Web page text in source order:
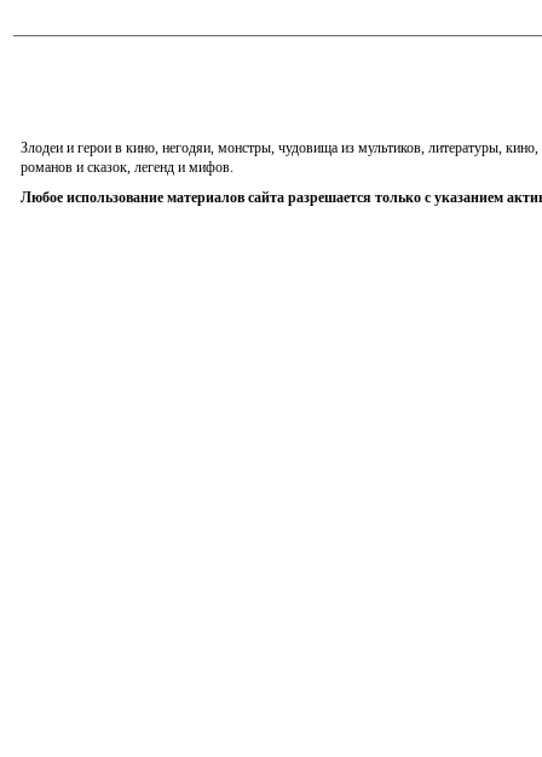
Злодеи и герои в кино, негодяи, монстры, чудовища из мультиков, литературы,
романов и сказок, легенд и мифов.
Любое использование материалов сайта разрешается только с указанием